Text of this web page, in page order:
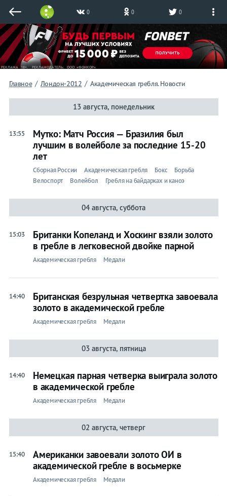
0 0 0
Главное / Лондон-2012 / Академическая гребля. Новости
13 августа, понедельник
13:55
Мутко: Матч Россия — Бразилия был
лучшим в волейболе за последние 15-20
лет
Сборная России Академическая гребля Бокс
Борьба
Велоспорт
Волейбол Гребля на байдарках и каноэ
04 августа, суббота
15:03
Британки Копеланд и Хоскинг взяли золото
в гребле в легковесной двойке парной
Академическая гребля Медали
14:40
Британская безрульная четвертка завоевала
золото в академической гребле
Академическая гребля Медали
03 августа, пятница
14:40
Немецкая парная четверка выиграла золото
в академической гребле
Академическая гребля Медали
02 августа, четверг
15:40
Американки завоевали золото ОИ в
академической гребле в восьмерке
Академическая гребля Медали